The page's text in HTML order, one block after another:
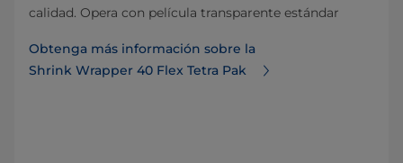
calidad. Opera con película transparente estándar
Obtenga más información sobre la
Shrink Wrapper 40 Flex Tetra Pak